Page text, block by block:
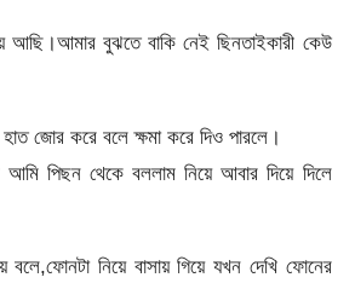
আছি।আমার বুঝতে বাকি নেই ছিনতাইকারী কেউ
জোর করে বলে ক্ষমা করে দিও পারলে।
পিছন থেকে বললাম নিয়ে আবার দিয়ে দিলে
বলে,ফোনটা নিয়ে বাসায় গিয়ে যখন দেখি ফোনের